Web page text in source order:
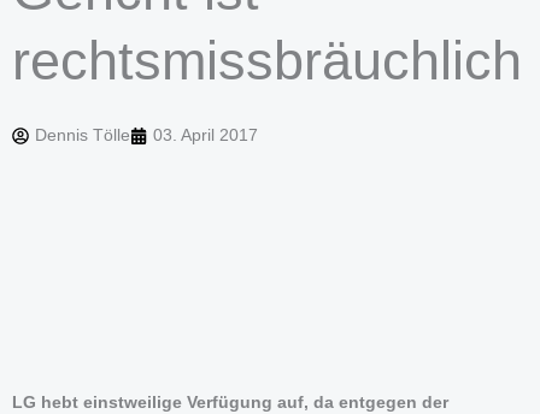
rechtsmissbräuchlich
Dennis Tölle 03. April 2017
LG hebt einstweilige Verfügung auf, da entgegen der